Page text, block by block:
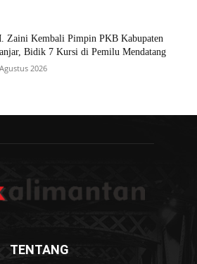
Zaini Kembali Pimpin PKB Kabupaten
Bidik 7 Kursi di Pemilu Mendatang
2026
TENTANG